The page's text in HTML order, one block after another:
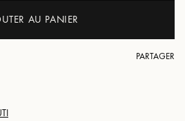
AU PANIER
PARTAGER